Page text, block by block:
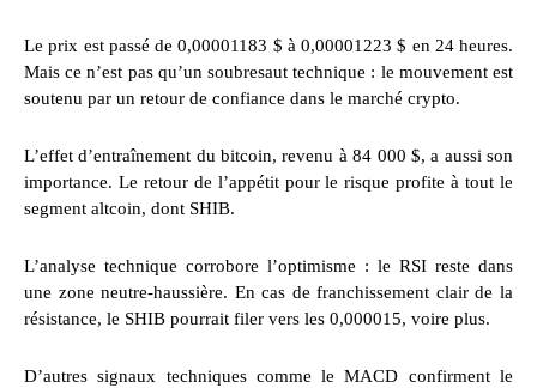
Le prix est passé de 0,00001183 $ à 0,00001223 $ en 24 heures.
Mais ce n’est pas qu’un soubresaut technique : le mouvement est
soutenu par un retour de confiance dans le marché crypto.
L’effet d’entraînement du bitcoin, revenu à 84 000 $, a aussi son
importance. Le retour de l’appétit pour le risque profite à tout le
segment altcoin, dont SHIB.
L’analyse technique corrobore l’optimisme : le RSI reste dans
une zone neutre-haussière. En cas de franchissement clair de la
résistance, le SHIB pourrait filer vers les 0,000015, voire plus.
D’autres signaux techniques comme le MACD confirment le